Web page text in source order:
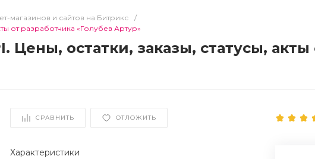
магазинов и сайтов на Битрикс
/
от разработчика «Голубев Артур»
Цены, остатки, заказы, статусы, акты
СРАВНИТЬ ОТЛОЖИТЬ
Характеристики